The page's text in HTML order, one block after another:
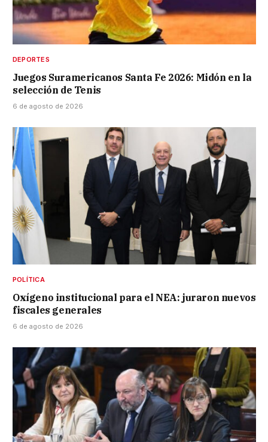
DEPORTES
Juegos Suramericanos Santa Fe 2026: Midón en la
selección de Tenis
6 de agosto de 2026
POLÍTICA
Oxígeno institucional para el NEA: juraron nuevos
fiscales generales
6 de agosto de 2026